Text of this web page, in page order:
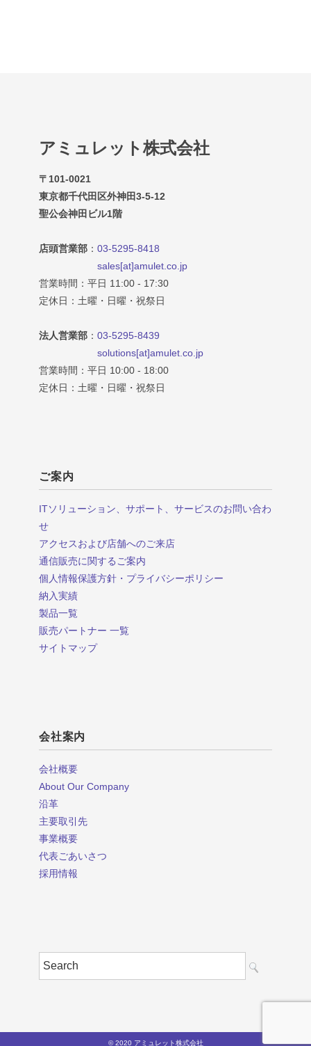
アミュレット株式会社
〒101-0021
東京都千代田区外神田3-5-12
聖公会神田ビル1階
店頭営業部 ： 03-5295-8418
sales[at]amulet.co.jp
営業時間：平日 11:00 - 17:30
定休日：土曜・日曜・祝祭日
法人営業部 ： 03-5295-8439
solutions[at]amulet.co.jp
営業時間：平日 10:00 - 18:00
定休日：土曜・日曜・祝祭日
ご案内
ITソリューション、サポート、サービスのお問い合わ
せ
アクセスおよび店舗へのご来店
通信販売に関するご案内
個人情報保護方針・プライバシーポリシー
納入実績
製品一覧
販売パートナー 一覧
サイトマップ
会社案内
会社概要
About Our Company
沿革
主要取引先
事業概要
代表ごあいさつ
採用情報
© 2020 アミュレット株式会社